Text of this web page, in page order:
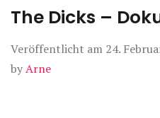
The Dicks –
Veröffentlicht am 24.
byArne